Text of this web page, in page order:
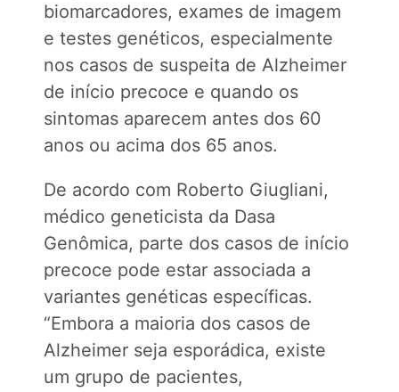
biomarcadores, exames de imagem
e testes genéticos, especialmente
nos casos de suspeita de Alzheimer
de início precoce e quando os
sintomas aparecem antes dos 60
anos ou acima dos 65 anos.
De acordo com Roberto Giugliani,
médico geneticista da Dasa
Genômica, parte dos casos de início
precoce pode estar associada a
variantes genéticas específicas.
“Embora a maioria dos casos de
Alzheimer seja esporádica, existe
um grupo de pacientes,